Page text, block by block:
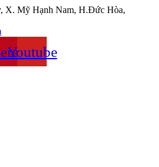
X. Mỹ Hạnh Nam, H.Đức Hòa,
Youtube